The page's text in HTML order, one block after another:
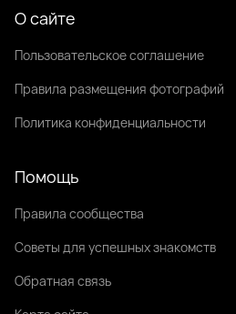
О сайте
Пользовательское соглашение
Правила размещения фотографий
Политика конфиденциальности
Помощь
Правила сообщества
Советы для успешных знакомств
Обратная связь